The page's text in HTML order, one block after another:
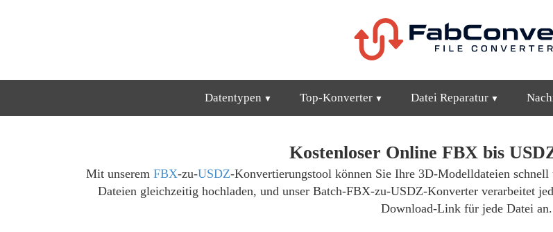
Datentypen Top-Konverter Datei Reparatur
Kostenloser Online FBX bis
Mit unserem FBX-zu-USDZ-Konvertierungstool können Sie Ihre 3D-Modelldateien
Dateien gleichzeitig hochladen, und unser Batch-FBX-zu-USDZ-Konverter verarbeitet
Download-Link für jede Datei an.